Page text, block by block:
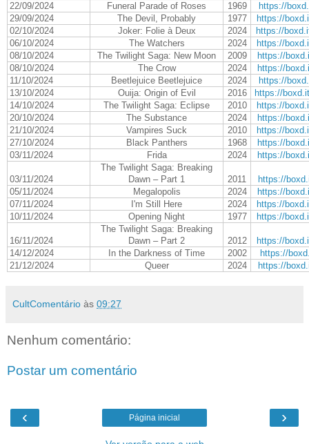
22/09/2024
Funeral Parade of Roses 1969
https://
29/09/2024
The Devil, Probably 1977
https://
02/10/2024
Joker: Folie à Deux 2024
https://
06/10/2024
The Watchers 2024
https://
08/10/2024
The Twilight Saga: New Moon 2009
https://
08/10/2024
The Crow 2024
https://
11/10/2024
Beetlejuice Beetlejuice 2024
https://
13/10/2024
Ouija: Origin of Evil 2016
https://
14/10/2024
The Twilight Saga: Eclipse 2010
https://
20/10/2024
The Substance 2024
https://
21/10/2024
Vampires Suck 2010
https://
27/10/2024
Black Panthers 1968
https://
03/11/2024
Frida 2024 https://
03/11/2024
The Twilight Saga: Breaking
Dawn – Part 1
2011
https://
05/11/2024
Megalopolis 2024
https://
07/11/2024
I'm Still Here 2024
https://
10/11/2024
Opening Night 1977 https://
16/11/2024
The Twilight Saga: Breaking
Dawn – Part 2
2012
https://
14/12/2024
In the Darkness of Time 2002
https://
21/12/2024
Queer 2024 https://
CultComentário às 09:27
Nenhum comentário:
Postar um comentário
‹ ›
Página inicial